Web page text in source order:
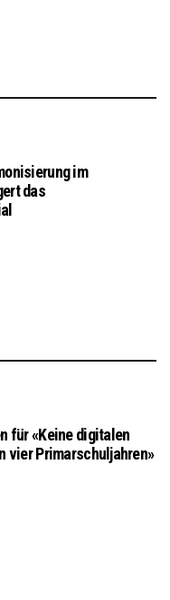
im
das
für «Keine digitalen
vier Primarschuljahren»